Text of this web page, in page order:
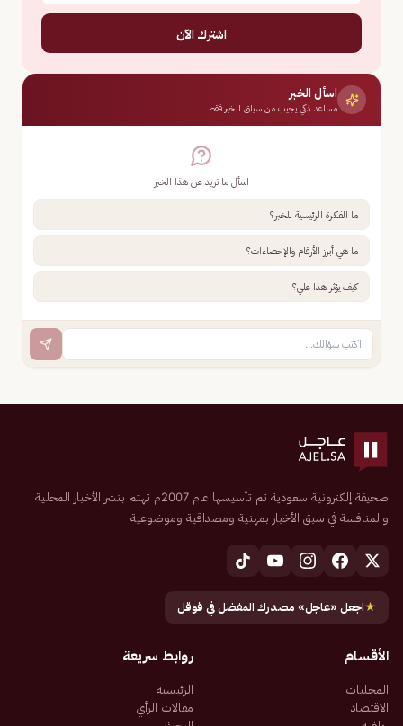
اشترك الآن
اسأل الخبر
مساعد ذكي يجيب من سياق الخبر فقط
اسأل ما تريد عن هذا الخبر
ما الفكرة الرئيسية للخبر؟
ما هي أبرز الأرقام والإحصاءات؟
كيف يؤثر هذا علي؟
صحيفة إلكترونية سعودية تم تأسيسها عام 2007م تهتم بنشر الأخبار المحلية
والمنافسة في سبق الأخبار بمهنية ومصداقية وموضوعية
★اجعل «عاجل» مصدرك المفضل في قوقل
الأقسام
المحليات
الاقتصاد
روابط سريعة
الرئيسية
مقالات الرأي